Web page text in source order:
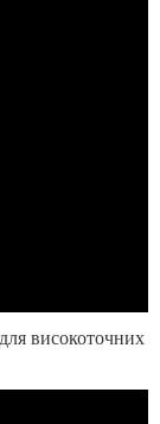
високоточних